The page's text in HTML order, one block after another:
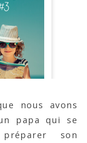
nous avons
papa qui se
son